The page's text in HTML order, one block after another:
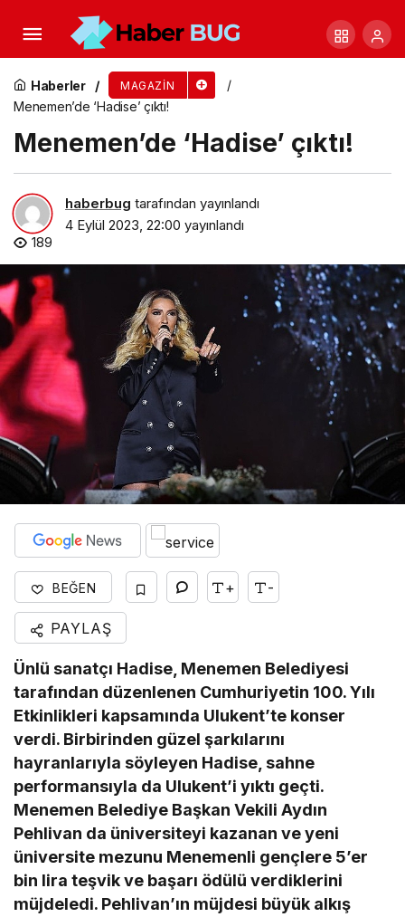
Haberler MAGAZIN
Menemen’de ‘Hadise’ çıktı!
Menemen’de ‘Hadise’ çıktı!
haberbug tarafından yayınlandı
4 Eylül 2023, 22:00 yayınlandı
189
BEĞEN + -
PAYLAŞ
Ünlü sanatçı Hadise, Menemen Belediyesi
tarafından düzenlenen Cumhuriyetin 100. Yılı
Etkinlikleri kapsamında Ulukent’te konser
verdi. Birbirinden güzel şarkılarını
hayranlarıyla söyleyen Hadise, sahne
performansıyla da Ulukent’i yıktı geçti.
Menemen Belediye Başkan Vekili Aydın
Pehlivan da üniversiteyi kazanan ve yeni
üniversite mezunu Menemenli gençlere 5’er
bin lira teşvik ve başarı ödülü verdiklerini
müjdeledi. Pehlivan’ın müjdesi büyük alkış
21. Helva Şöleni, Cengiz Kurtoğlu ile şenlendi